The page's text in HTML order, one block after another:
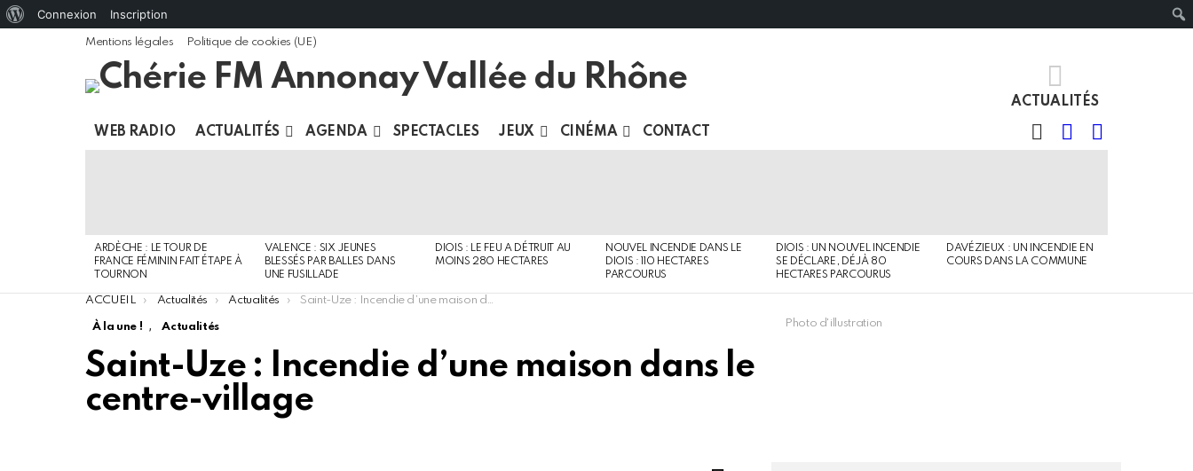
Mentions légales Politique de cookies (UE)
ACTUALITÉS
WEB RADIO ACTUALITÉS AGENDA SPECTACLES JEUX CINÉMA CONTACT
SWITCHRECHERCHE
ARDÈCHE : LE TOUR DE
FRANCE FÉMININ FAIT ÉTAPE À
TOURNON
VALENCE : SIX JEUNES
BLESSÉS PAR BALLES DANS
UNE FUSILLADE
DIOIS : LE FEU A DÉTRUIT AU
MOINS 280 HECTARES
NOUVEL INCENDIE DANS LE
DIOIS : 110 HECTARES
PARCOURUS
DIOIS : UN NOUVEL INCENDIE
SE DÉCLARE, DÉJÀ 80
HECTARES PARCOURUS
DAVÉZIEUX : UN INCENDIE EN
COURS DANS LA COMMUNE
You are here:
ACCUEIL Actualités Actualités Saint-Uze : Incendie d’une maison dans le centre-village
À la une ! , Actualités
Saint-Uze : Incendie d’une maison dans le
centre-village
Photo d'illustration
Connexion Inscription